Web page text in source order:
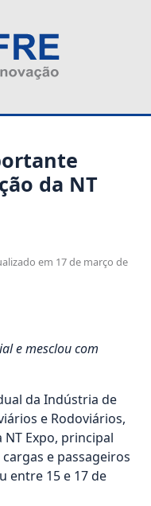
da NT
em 17 de março de
e mesclou com
da Indústria de
e Rodoviários,
NT Expo, principal
e passageiros
entre 15 e 17 de